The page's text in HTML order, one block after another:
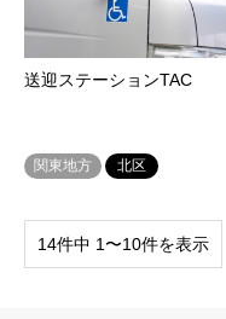
送迎ステーションTAC
関東地方 北区
14件中 1〜10件を表示